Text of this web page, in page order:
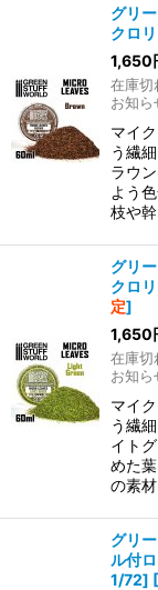
グリ
クロ
1,650
在庫切
お知ら
マイ
う繊
ラウ
よう
枝や
グリ
クロ
定]
1,650
在庫切
お知ら
マイ
う繊
イト
めた
の素
グリ
ル付
1/72] [